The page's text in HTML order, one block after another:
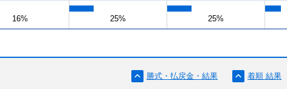
16% 25% 25%
勝式・払戻金・結果 着順 結果